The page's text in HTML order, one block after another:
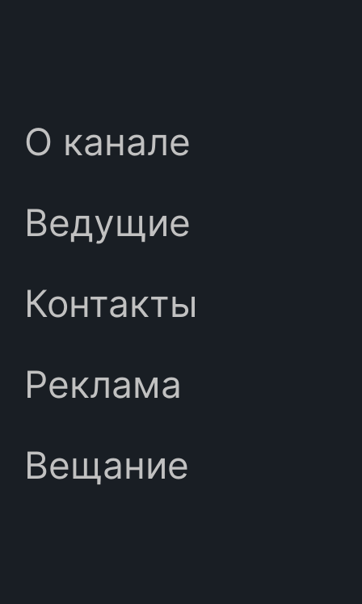
О канале
Ведущие
Контакты
Реклама
Вещание